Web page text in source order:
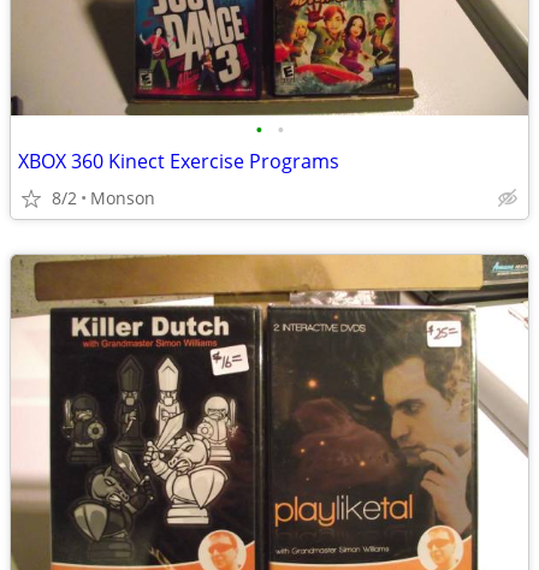
• •
XBOX 360 Kinect Exercise Programs
8/2 Monson